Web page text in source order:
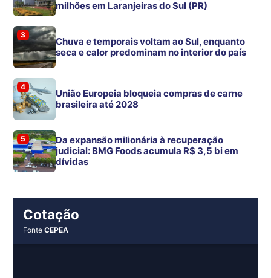
milhões em Laranjeiras do Sul (PR)
3
Chuva e temporais voltam ao Sul, enquanto
seca e calor predominam no interior do país
4
União Europeia bloqueia compras de carne
brasileira até 2028
5
Da expansão milionária à recuperação
judicial: BMG Foods acumula R$ 3,5 bi em
dívidas
Cotação
FonteCEPEA